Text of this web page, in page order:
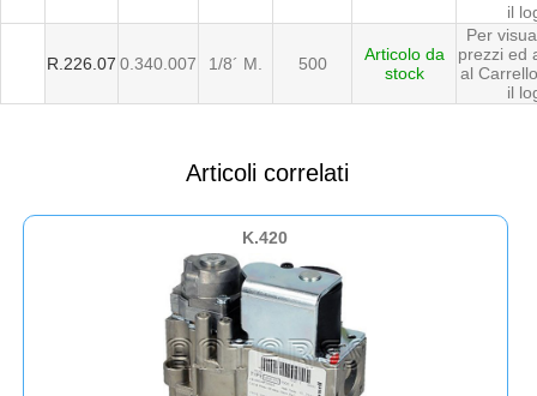
il
R.226.07 0.340.007 1/8´ M. 500
Articolo da
stock
Per
prezzi ed
al
il
Articoli correlati
K.420